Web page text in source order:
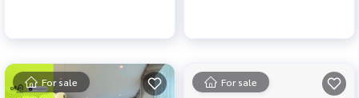
For sale For sale